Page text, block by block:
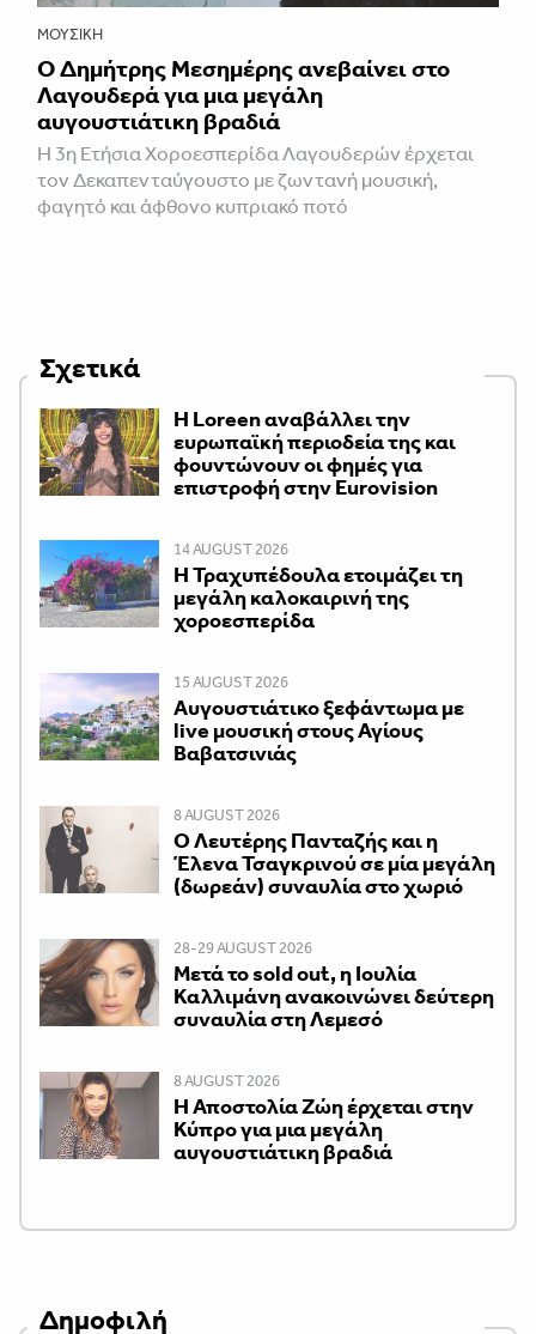
ΜΟΥΣΙΚΉ
Ο Δημήτρης Μεσημέρης ανεβαίνει στο
Λαγουδερά για μια μεγάλη
αυγουστιάτικη βραδιά
Η 3η Ετήσια Χοροεσπερίδα Λαγουδερών έρχεται
τον Δεκαπενταύγουστο με ζωντανή μουσική,
φαγητό και άφθονο κυπριακό ποτό
Σχετικά
Η Loreen αναβάλλει την
ευρωπαϊκή περιοδεία της και
φουντώνουν οι φημές για
επιστροφή στην Eurovision
14 AUGUST 2026
Η Τραχυπέδουλα ετοιμάζει τη
μεγάλη καλοκαιρινή της
χοροεσπερίδα
15 AUGUST 2026
Αυγουστιάτικο ξεφάντωμα με
live μουσική στους Αγίους
Βαβατσινιάς
8 AUGUST 2026
Ο Λευτέρης Πανταζής και η
Έλενα Τσαγκρινού σε μία μεγάλη
(δωρεάν) συναυλία στο χωριό
28-29 AUGUST 2026
Μετά το sold out, η Ιουλία
Καλλιμάνη ανακοινώνει δεύτερη
συναυλία στη Λεμεσό
8 AUGUST 2026
Η Αποστολία Ζώη έρχεται στην
Κύπρο για μια μεγάλη
αυγουστιάτικη βραδιά
Δημοφιλή